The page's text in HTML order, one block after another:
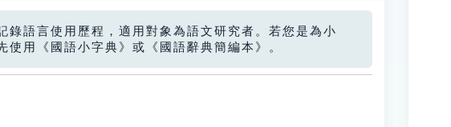
錄語言使用歷程，適用對象為語文研究者。若您是為小
用《國語小字典》或《國語辭典簡編本》。